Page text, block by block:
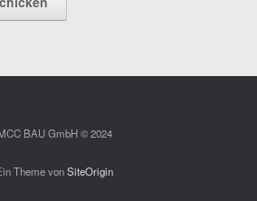
BAU GmbH © 2024
Theme vonSiteOrigin